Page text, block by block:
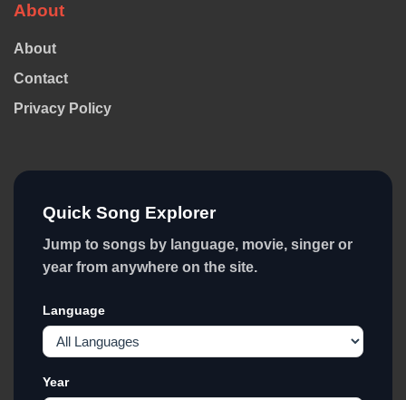
About
About
Contact
Privacy Policy
Quick Song Explorer
Jump to songs by language, movie, singer or
year from anywhere on the site.
Language
Year